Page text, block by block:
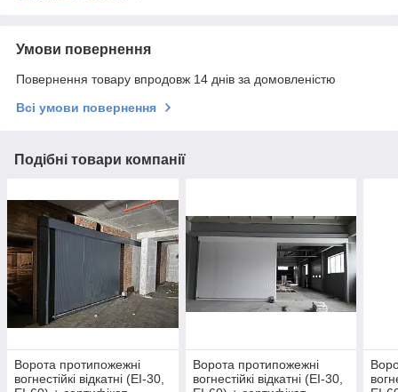
Умови повернення
Повернення товару впродовж 14 днів за домовленістю
Всі умови повернення
Подібні товари компанії
Ворота протипожежні
вогнестійкі відкатні (ЕІ-30,
Ворота протипожежні
вогнестійкі відкатні (ЕІ-30,